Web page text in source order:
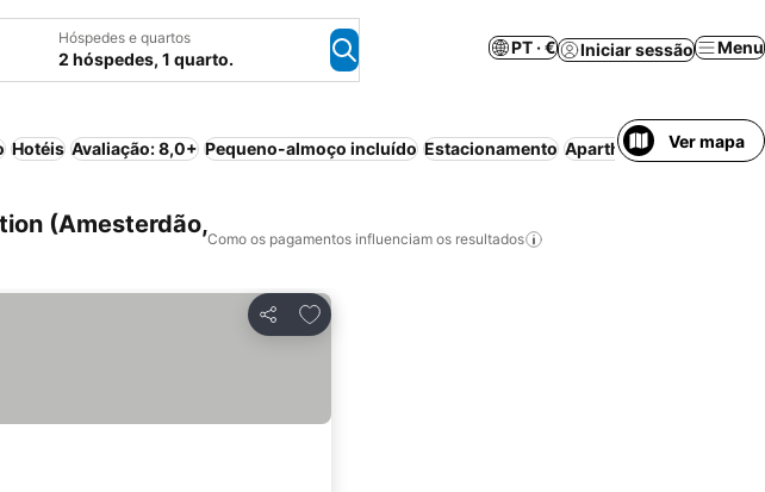
Hóspedes e quartos
2 hóspedes, 1 quarto.
PT · € Iniciar sessão Menu
Hotéis Avaliação: 8,0+ Pequeno-almoço incluído Estacionamento Aparthotel Ar
Ver mapa
(Amesterdão,
Como os pagamentos influenciam os resultados
Partilhar
Adicionar aos favoritos